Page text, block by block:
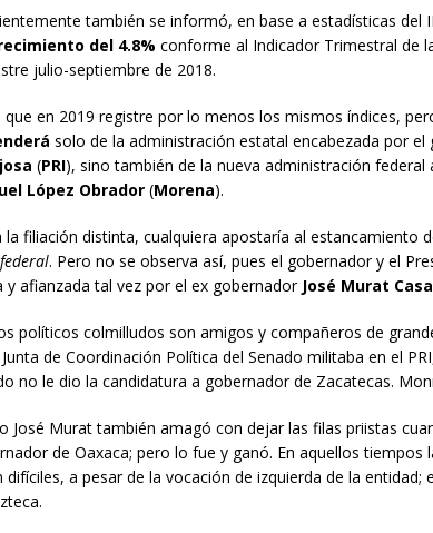
también se informó, en base a estadísticas del
del 4.8% conforme al Indicador Trimestral de
julio-septiembre de 2018.
que en 2019 registre por lo menos los mismos índices,
solo de la administración estatal encabezada por el
(PRI), sino también de la nueva administración federal
López Obrador (Morena).
la filiación distinta, cualquiera apostaría al estancamiento
. Pero no se observa así, pues el gobernador y el
y afianzada tal vez por el ex gobernador José Murat
políticos colmilludos son amigos y compañeros de
de Coordinación Política del Senado militaba en el
no le dio la candidatura a gobernador de Zacatecas.
José Murat también amagó con dejar las filas priistas
de Oaxaca; pero lo fue y ganó. En aquellos
difíciles, a pesar de la vocación de izquierda de la